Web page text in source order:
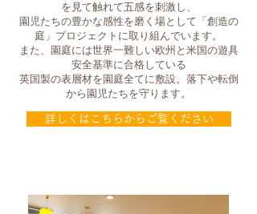
を見て触れて五感を刺激し、
園児たちの豊かな感性を磨く場として「創造の
庭」プロジェクトに取り組んでいます。
また、園庭には世界一難しい欧州と米国の遊具
安全基準に合格している
英国製の表層材を園庭全てに敷設。落下や転倒
から園児たちを守ります。
詳しくはこちらからご覧ください